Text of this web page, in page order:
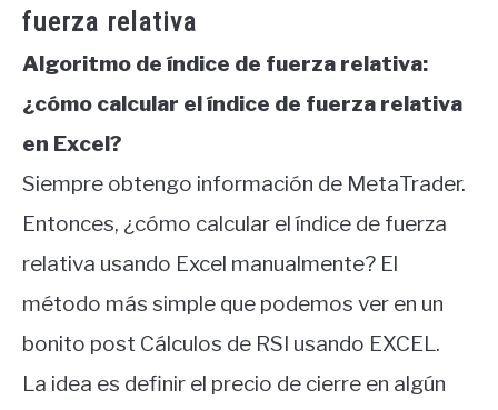
fuerza relativa
Algoritmo de índice de fuerza relativa:
¿cómo calcular el índice de fuerza relativa
en Excel?
Siempre obtengo información de MetaTrader.
Entonces, ¿cómo calcular el índice de fuerza
relativa usando Excel manualmente? El
método más simple que podemos ver en un
bonito post Cálculos de RSI usando EXCEL.
La idea es definir el precio de cierre en algún